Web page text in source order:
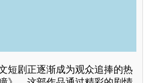
短剧正逐渐成为观众追捧的热